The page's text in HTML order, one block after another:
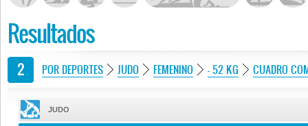
Resultados
POR DEPORTES JUDO FEMENINO - 52 KG CUADRO
JUDO